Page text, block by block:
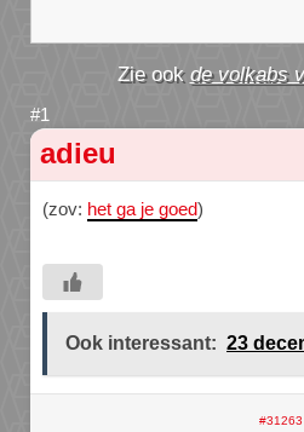
de volkabs
adieu
(zov: het ga je goed)
Ook interessant: 23
#31263